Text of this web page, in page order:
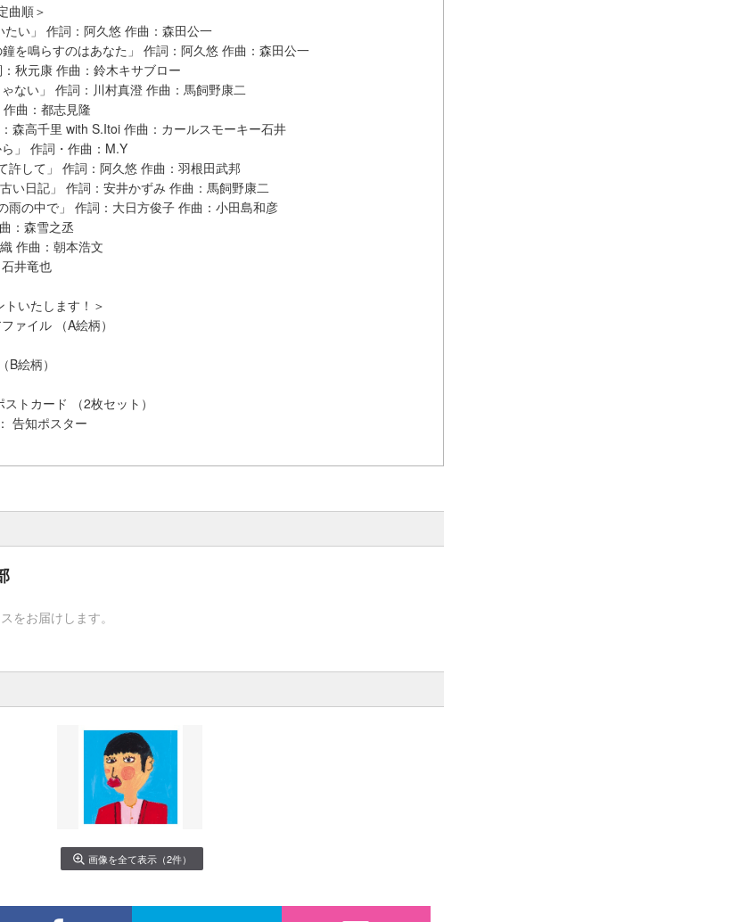
曲順＞
い」 作詞：阿久悠 作曲：森田公一
を鳴らすのはあなた」 作詞：阿久悠 作曲：森田公一
秋元康 作曲：鈴木キサブロー
ない」 作詞：川村真澄 作曲：馬飼野康二
曲：都志見隆
森高千里 with S.Itoi 作曲：カールスモーキー石井
」 作詞・作曲：M.Y
許して」 作詞：阿久悠 作曲：羽根田武邦
い日記」 作詞：安井かずみ 作曲：馬飼野康二
雨の中で」 作詞：大日方俊子 作曲：小田島和彦
：森雪之丞
作曲：朝本浩文
井竜也
いたします！＞
ァイル （A絵柄）
絵柄）
トカード （2枚セット）
告知ポスター
をお届けします。
画像を全て表示（2件）